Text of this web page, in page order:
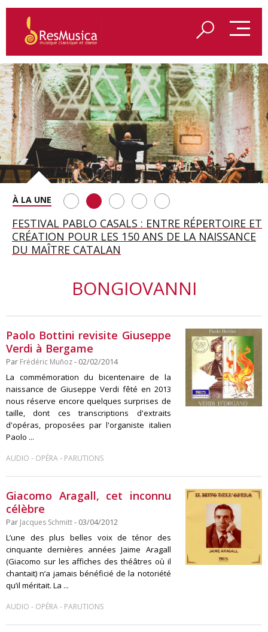
SAINT FRANÇOIS D’ASSISE À SALZBOURG, UNE
SOIRÉE IMMENSE PORTÉE PAR ROMEO
CASTELLUCCI ET MAXIME PASCAL
FESTIVAL PABLO CASALS : ENTRE RÉPERTOIRE ET
CRÉATION POUR LES 150 ANS DE LA NAISSANCE
DU MAÎTRE CATALAN
A BAYREUTH, LE 150E ANNIVERSAIRE DU RING
WAGNÉRIEN GÉNÉRÉ PAR L’IA
BETSY JOLAS FÊTE SON CENTIÈME
ANNIVERSAIRE
GEORGE BENJAMIN : « MES PARENTS AVAIENT
CETTE EXIGENCE DE L’OBJET CISELÉ »
BONGIOVANNI
Paolo Bottini revisite Giuseppe
Verdi à Bergame
Par Frédéric Muñoz- 02/02/2014
La commémoration du bicentenaire de la
naissance de Giuseppe Verdi fêté en 2013
nous réserve encore quelques surprises de
taille, dont ces transcriptions d'extraits
d'opéras, proposées par l'organiste italien
Paolo ...
AUDIO - OPÉRA- PARUTIONS
Giacomo Aragall, cet inconnu
célèbre
Par Jacques Schmitt- 03/04/2012
L’une des plus belles voix de ténor des
cinquante dernières années Jaime Aragall
(Giacomo sur les affiches des théâtres où il
chantait) n’a jamais bénéficié de la notoriété
qu’il méritait. La ...
AUDIO - OPÉRA- PARUTIONS